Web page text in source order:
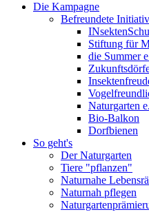
Die Kampagne
Befreundete
Stiftung für
die Summer
Naturgarten
Bio-Balkon
Dorfbienen
So geht's
Der Naturgarten
Tiere "pflanzen"
Naturnahe
Naturnah pflegen